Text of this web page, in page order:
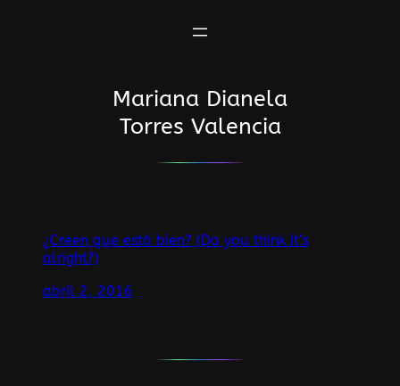
Mariana Dianela
Torres Valencia
¿Creen que está bien? (Do you think it’s
alright?)
abril 2, 2016